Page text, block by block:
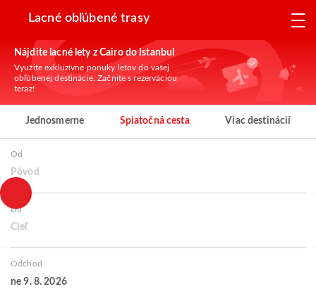
Lacné obľúbené trasy
Nájdite lacné lety z Cairo do Istanbul
Využite exkluzívne ponuky letov do vašej
obľúbenej destinácie. Začnite s rezerváciou
teraz!
Jednosmerne Spiatočná cesta Viac destinácií
Od
Pôvod
Do
Cieľ
Odchod
ne 9. 8. 2026